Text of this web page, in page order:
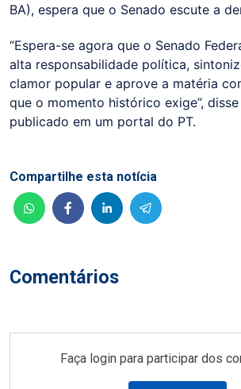
BA), espera que o Senado escute a
“Espera-se agora que o Senado
alta responsabilidade política,
clamor popular e aprove a matéria
que o momento histórico exige”,
publicado em um portal do PT.
Comentários
Compartilhe esta notícia
Faça login para participar dos